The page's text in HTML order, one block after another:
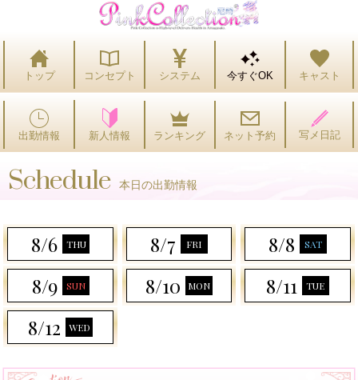
トップ コンセプト システム 今すぐOK キャスト
出勤情報 新人情報 ランキング ネット予約 写メ日記
Schedule 本日の出勤情報
8/6 THU 8/7 FRI 8/8 SAT
8/9 SUN 8/10 MON 8/11 TUE
8/12 WED